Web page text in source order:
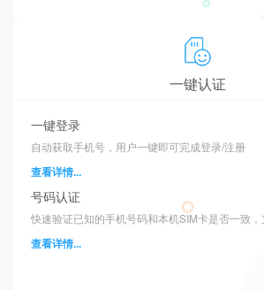
一键认证
一键登录
自动获取手机号，用户一键即可完成登录/注册
查看详情...
号码认证
快速验证已知的手机号码和本机SIM卡是否一致
查看详情...